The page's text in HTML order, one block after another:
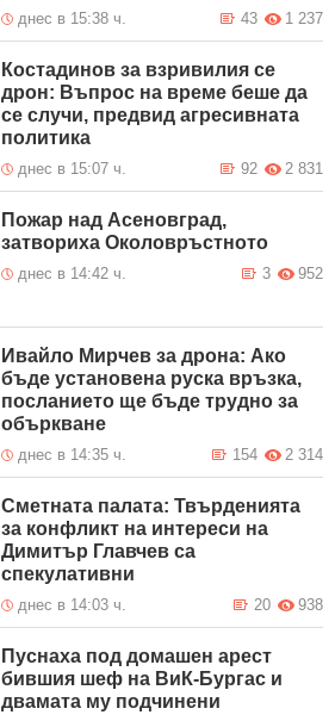
днес в 15:38 ч. 1 237
43
Костадинов за взривилия се
дрон: Въпрос на време беше да
се случи, предвид агресивната
политика
днес в 15:07 ч. 2 831
92
Пожар над Асеновград,
затвориха Околовръстното
днес в 14:42 ч. 952
3
Ивайло Мирчев за дрона: Ако
бъде установена руска връзка,
посланието ще бъде трудно за
объркване
днес в 14:35 ч. 2 314
154
Сметната палата: Твърденията
за конфликт на интереси на
Димитър Главчев са
спекулативни
днес в 14:03 ч. 938
20
Пуснаха под домашен арест
бившия шеф на ВиК-Бургас и
двамата му подчинени